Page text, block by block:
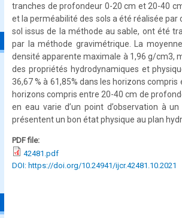
tranches de profondeur 0-20 cm et 20-40
et la perméabilité des sols a été réalisée
sol issus de la méthode au sable, ont été
par la méthode gravimétrique. La
densité apparente maximale à 1,96 g/cm3,
des propriétés hydrodynamiques et
36,67 % à 61,85% dans les horizons
horizons compris entre 20-40 cm de
en eau varie d’un point d’observation à
présentent un bon état physique au plan
PDF file:
42481.pdf
DOI: https://doi.org/10.24941/ijcr.42481.10.2021